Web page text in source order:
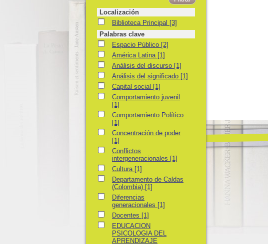
Localización
Biblioteca Principal
Biblioteca Principal [3]
Palabras clave
Espacio Público
Espacio Público [2]
América Latina
América Latina [1]
Análisis del discurso
Análisis del discurso [1]
Análisis del significado
Análisis del significado [1]
Capital social
Capital social [1]
Comportamiento juvenil
Comportamiento juvenil
[1]
Comportamiento Político
Comportamiento Político
[1]
Concentración de poder
Concentración de poder
[1]
Conflictos intergeneracionales
Conflictos
intergeneracionales [1]
CulturaCultura [1]
Departamento de Caldas (Colombia)
Departamento de Caldas
(Colombia) [1]
Diferencias generacionales
Diferencias
generacionales [1]
DocentesDocentes [1]
EDUCACION PSICOLOGIA DEL APRENDIZAJE
EDUCACION
PSICOLOGIA DEL
APRENDIZAJE